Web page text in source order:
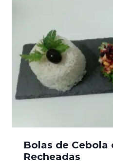
Bolas de Cebola
Recheadas